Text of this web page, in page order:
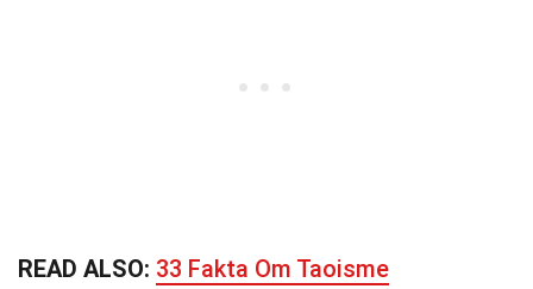
READ ALSO: 33 Fakta Om Taoisme